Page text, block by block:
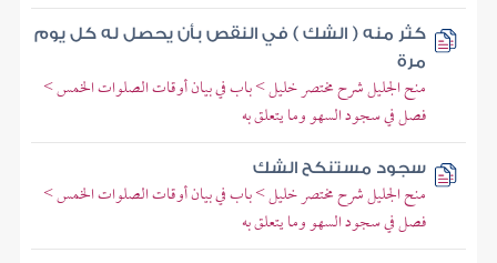
كثر منه ( الشك ) في النقص بأن يحصل له كل يوم
مرة
منح الجليل شرح مختصر خليل > باب في بيان أوقات الصلوات الخمس >
فصل في سجود السهو وما يتعلق به
سجود مستنكح الشك
منح الجليل شرح مختصر خليل > باب في بيان أوقات الصلوات الخمس >
فصل في سجود السهو وما يتعلق به